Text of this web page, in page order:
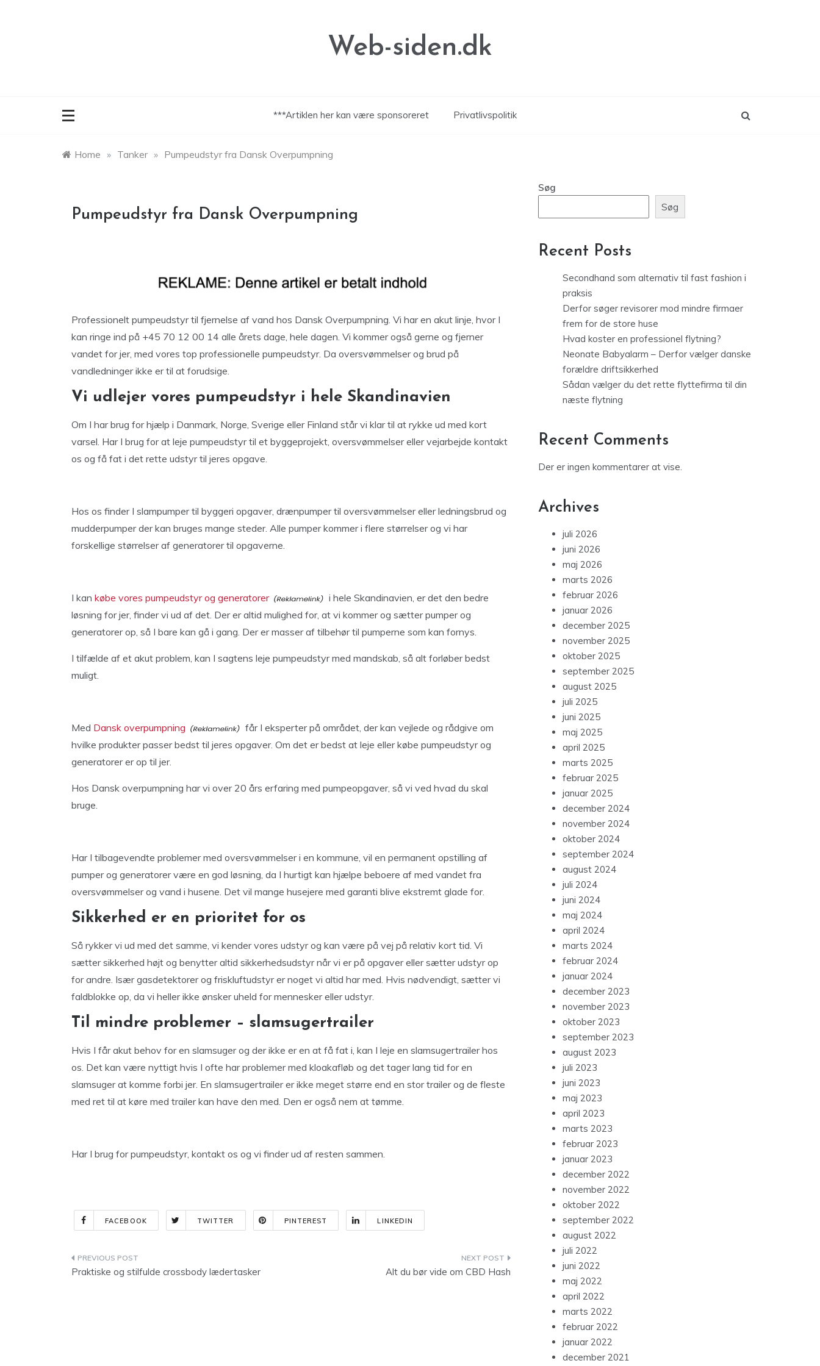
Web-siden.dk
***Artiklen her kan være sponsoreret Privatlivspolitik
Home » Tanker » Pumpeudstyr fra Dansk Overpumpning
Pumpeudstyr fra Dansk Overpumpning
Professionelt pumpeudstyr til fjernelse af vand hos Dansk Overpumpning. Vi har en akut linje, hvor I
kan ringe ind på +45 70 12 00 14 alle årets dage, hele dagen. Vi kommer også gerne og fjerner
vandet for jer, med vores top professionelle pumpeudstyr. Da oversvømmelser og brud på
vandledninger ikke er til at forudsige.
Vi udlejer vores pumpeudstyr i hele Skandinavien
Om I har brug for hjælp i Danmark, Norge, Sverige eller Finland står vi klar til at rykke ud med kort
varsel. Har I brug for at leje pumpeudstyr til et byggeprojekt, oversvømmelser eller vejarbejde kontakt
os og få fat i det rette udstyr til jeres opgave.
Hos os finder I slampumper til byggeri opgaver, drænpumper til oversvømmelser eller ledningsbrud og
mudderpumper der kan bruges mange steder. Alle pumper kommer i flere størrelser og vi har
forskellige størrelser af generatorer til opgaverne.
I kan købe vores pumpeudstyr og generatorer
i hele Skandinavien, er det den bedre
løsning for jer, finder vi ud af det. Der er altid mulighed for, at vi kommer og sætter pumper og
generatorer op, så I bare kan gå i gang. Der er masser af tilbehør til pumperne som kan fornys.
I tilfælde af et akut problem, kan I sagtens leje pumpeudstyr med mandskab, så alt forløber bedst
muligt.
Med Dansk overpumpning
får I eksperter på området, der kan vejlede og rådgive om
hvilke produkter passer bedst til jeres opgaver. Om det er bedst at leje eller købe pumpeudstyr og
generatorer er op til jer.
Hos Dansk overpumpning har vi over 20 års erfaring med pumpeopgaver, så vi ved hvad du skal
bruge.
Har I tilbagevendte problemer med oversvømmelser i en kommune, vil en permanent opstilling af
pumper og generatorer være en god løsning, da I hurtigt kan hjælpe beboere af med vandet fra
oversvømmelser og vand i husene. Det vil mange husejere med garanti blive ekstremt glade for.
Sikkerhed er en prioritet for os
Så rykker vi ud med det samme, vi kender vores udstyr og kan være på vej på relativ kort tid. Vi
sætter sikkerhed højt og benytter altid sikkerhedsudstyr når vi er på opgaver eller sætter udstyr op
for andre. Især gasdetektorer og friskluftudstyr er noget vi altid har med. Hvis nødvendigt, sætter vi
faldblokke op, da vi heller ikke ønsker uheld for mennesker eller udstyr.
Til mindre problemer – slamsugertrailer
Hvis I får akut behov for en slamsuger og der ikke er en at få fat i, kan I leje en slamsugertrailer hos
os. Det kan være nyttigt hvis I ofte har problemer med kloakafløb og det tager lang tid for en
slamsuger at komme forbi jer. En slamsugertrailer er ikke meget større end en stor trailer og de fleste
med ret til at køre med trailer kan have den med. Den er også nem at tømme.
Har I brug for pumpeudstyr, kontakt os og vi finder ud af resten sammen.
FACEBOOK TWITTER PINTEREST LINKEDIN
Indlægsnavigation
Praktiske og stilfulde crossbody lædertasker Alt du bør vide om CBD Hash
Søg
Søg
Recent Posts
Secondhand som alternativ til fast fashion i
praksis
Derfor søger revisorer mod mindre firmaer
frem for de store huse
Hvad koster en professionel flytning?
Neonate Babyalarm – Derfor vælger danske
forældre driftsikkerhed
Sådan vælger du det rette flyttefirma til din
næste flytning
Recent Comments
Der er ingen kommentarer at vise.
Archives
juli 2026
juni 2026
maj 2026
marts 2026
februar 2026
januar 2026
december 2025
november 2025
oktober 2025
september 2025
august 2025
juli 2025
juni 2025
maj 2025
april 2025
marts 2025
februar 2025
januar 2025
december 2024
november 2024
oktober 2024
september 2024
august 2024
juli 2024
juni 2024
maj 2024
april 2024
marts 2024
februar 2024
januar 2024
december 2023
november 2023
oktober 2023
september 2023
august 2023
juli 2023
juni 2023
maj 2023
april 2023
marts 2023
februar 2023
januar 2023
december 2022
november 2022
oktober 2022
september 2022
august 2022
juli 2022
juni 2022
maj 2022
april 2022
marts 2022
februar 2022
januar 2022
december 2021